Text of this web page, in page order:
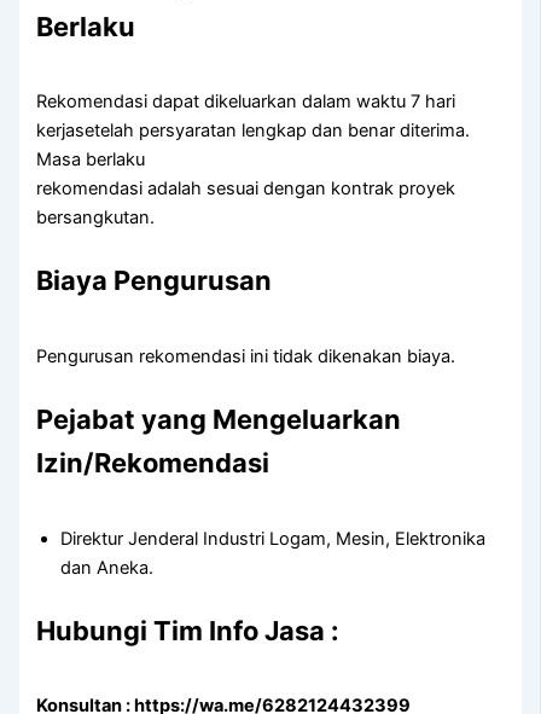
Berlaku
Rekomendasi dapat dikeluarkan dalam waktu 7 hari
kerjasetelah persyaratan lengkap dan benar diterima.
Masa berlaku
rekomendasi adalah sesuai dengan kontrak proyek
bersangkutan.
Biaya Pengurusan
Pengurusan rekomendasi ini tidak dikenakan biaya.
Pejabat yang Mengeluarkan
Izin/Rekomendasi
Direktur Jenderal Industri Logam, Mesin, Elektronika
dan Aneka.
Hubungi Tim Info Jasa :
Konsultan : https://wa.me/6282124432399